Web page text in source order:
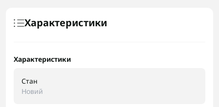
Характеристики
Характеристики
Стан
Новий